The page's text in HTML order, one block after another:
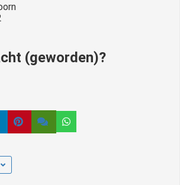
(geworden)?